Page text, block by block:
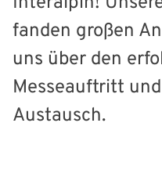
fanden großen
uns über den
Messeauftritt
Austausch.